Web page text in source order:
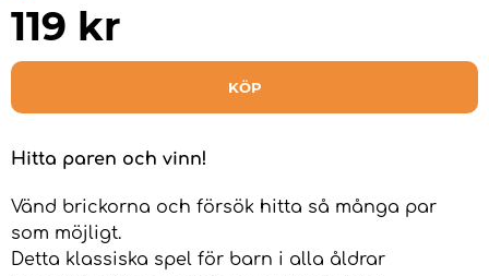
119 kr
KÖP
Hitta paren och vinn!
Vänd brickorna och försök hitta så många par
som möjligt.
Detta klassiska spel för barn i alla åldrar